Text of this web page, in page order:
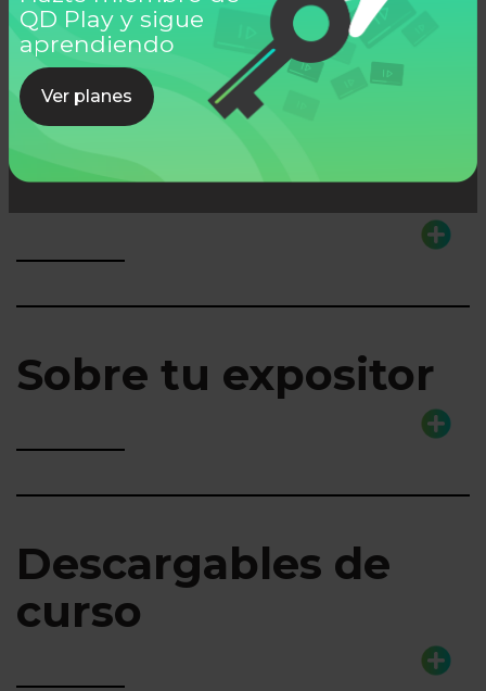
QD Play y sigue
aprendiendo
Ver planes
Ver todos
Lo que aprenderás
Sobre tu expositor
Descargables de
curso